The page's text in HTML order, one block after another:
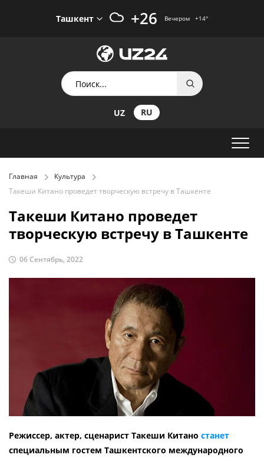
Ташкент +26 Вечером +14°
UZ RU
Главная
Культура
Такеши Китано проведет творческую встречу в Ташкенте
Такеши Китано проведет
творческую встречу в Ташкенте
06 Сентябрь, 2022
Режиссер, актер, сценарист Такеши Китано станет
специальным гостем Ташкентского международного